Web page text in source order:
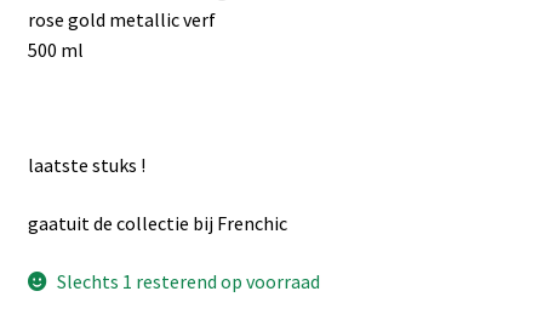
rose gold metallic verf
500 ml
laatste stuks !
gaatuit de collectie bij Frenchic
Slechts 1 resterend op voorraad